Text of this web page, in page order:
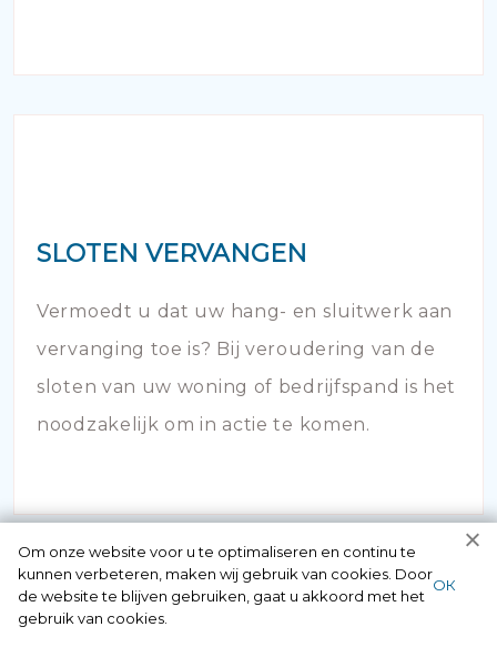
SLOTEN VERVANGEN
Vermoedt u dat uw hang- en sluitwerk aan
vervanging toe is? Bij veroudering van de
sloten van uw woning of bedrijfspand is het
noodzakelijk om in actie te komen.
Om onze website voor u te optimaliseren en continu te
kunnen verbeteren, maken wij gebruik van cookies. Door
de website te blijven gebruiken, gaat u akkoord met het
gebruik van cookies.
ОК